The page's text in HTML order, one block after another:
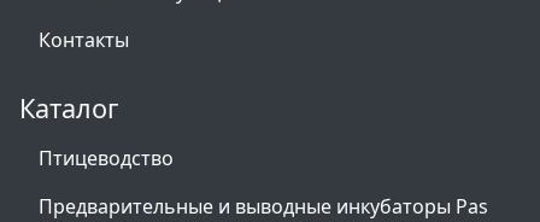
Контакты
Каталог
Птицеводство
Предварительные и выводные инкубаторы Pas